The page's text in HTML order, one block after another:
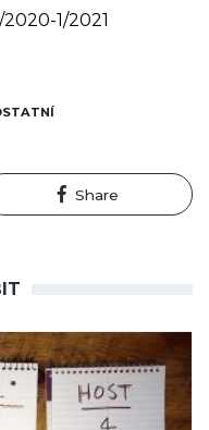
2020-1/2021
Share